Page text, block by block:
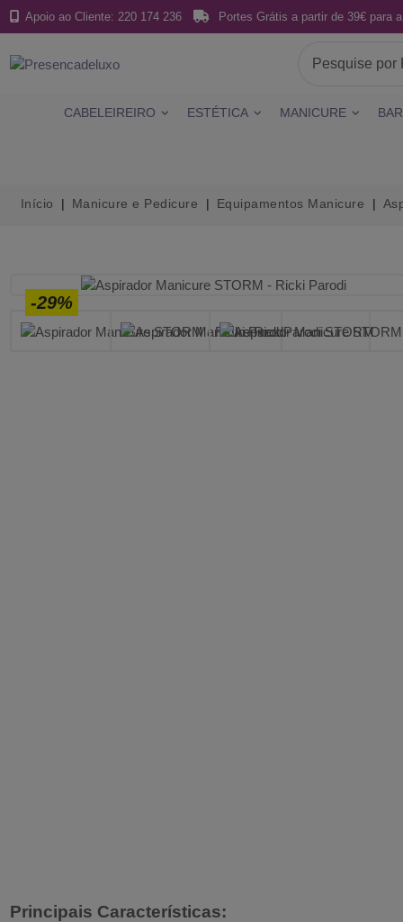
Apoio ao Cliente: 220 174 236 Portes Grátis a partir de 39€ para
CABELEIREIRO ESTÉTICA MANICURE
Início Manicure e Pedicure Equipamentos Manicure
-29%
Principais Características: